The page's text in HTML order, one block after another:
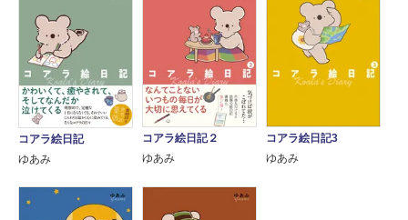
コアラ絵日記
ゆあみ
コアラ絵日記２
ゆあみ
コアラ絵日記3
ゆあみ